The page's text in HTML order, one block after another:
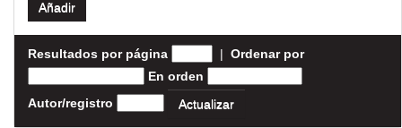
Resultados por página | Ordenar por
En orden
Autor/registro